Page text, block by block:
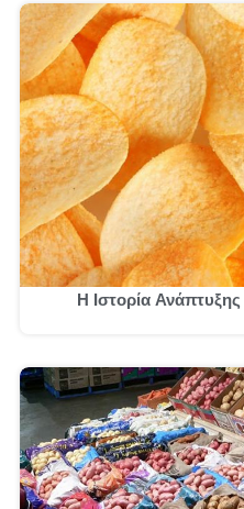
Η Ιστορία